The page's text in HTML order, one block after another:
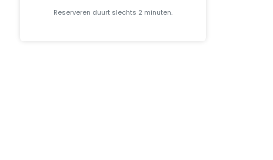
Reserveren duurt slechts 2 minuten.